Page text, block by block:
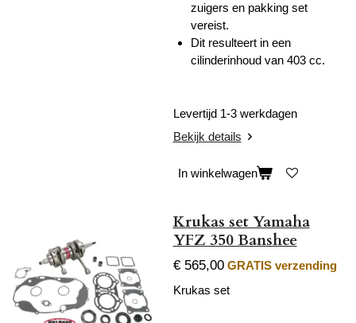
zuigers en pakking set
vereist.
Dit resulteert in een
cilinderinhoud van 403 cc.
Levertijd 1-3 werkdagen
Bekijk details
In winkelwagen
Krukas set Yamaha
YFZ 350 Banshee
€ 565,00 GRATIS verzending
Krukas set